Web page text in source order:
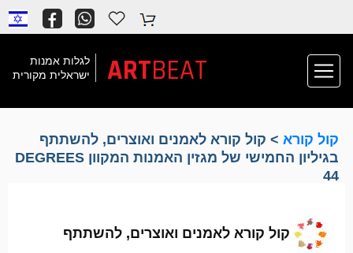
לגלות אמנות
ישראלית מקורית
ARTBEAT
קול קורא> קול קורא לאמנים ואוצרים, להשתתף
בגיליון החמישי של מגזין האמנות המקוון DEGREES
44
קול קורא לאמנים ואוצרים, להשתתף